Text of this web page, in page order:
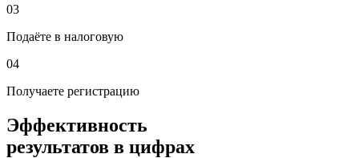
03
Подаёте в налоговую
04
Получаете регистрацию
Эффективность
результатов в цифрах